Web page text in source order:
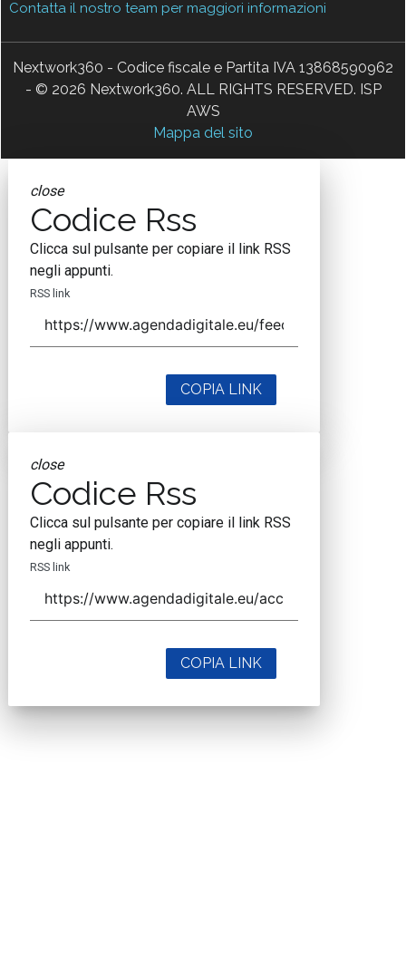
Contatta il nostro team per maggiori informazioni
Nextwork360 - Codice fiscale e Partita IVA 13868590962
- © 2026 Nextwork360. ALL RIGHTS RESERVED. ISP
AWS
Mappa del sito
close
Codice Rss
Clicca sul pulsante per copiare il link RSS
negli appunti.
RSS link
COPIA LINK
close
Codice Rss
Clicca sul pulsante per copiare il link RSS
negli appunti.
RSS link
COPIA LINK